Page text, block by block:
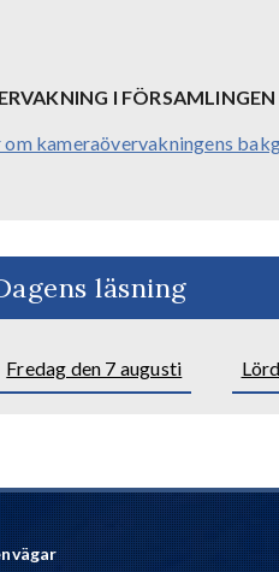
I FÖRSAMLINGEN
kameraövervakningens
läsning
Fredag den 7 augusti